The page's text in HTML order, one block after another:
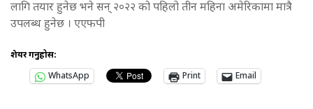
लागि तयार हुनेछ भने सन् २०२२ को पहिलो तीन महिना अमेरिकामा मात्रै
उपलब्ध हुनेछ । एएफपी
शेयर गर्नुहोस:
WhatsApp
Print Email